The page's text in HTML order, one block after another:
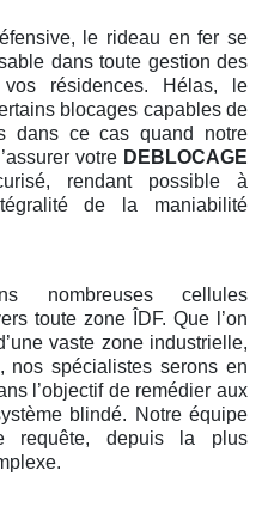
le rideau en fer se
dans toute gestion des
résidences. Hélas, le
blocages capables de
dans ce cas quand notre
votre DEBLOCAGE
rendant possible à
de la maniabilité
nombreuses cellules
toute zone ÎDF. Que l’on
vaste zone industrielle,
nos spécialistes serons en
l’objectif de remédier aux
blindé. Notre équipe
requête, depuis la plus